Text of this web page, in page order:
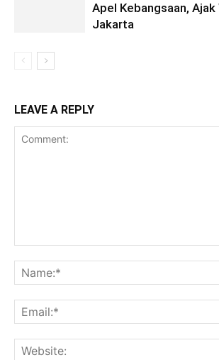
Apel Kebangsaan,
Jakarta
LEAVE A REPLY